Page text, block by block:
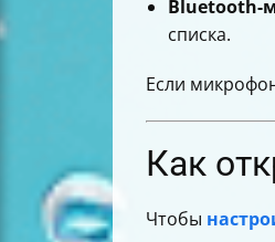
Bluetooth-
списка.
Если
Как
Чтобы